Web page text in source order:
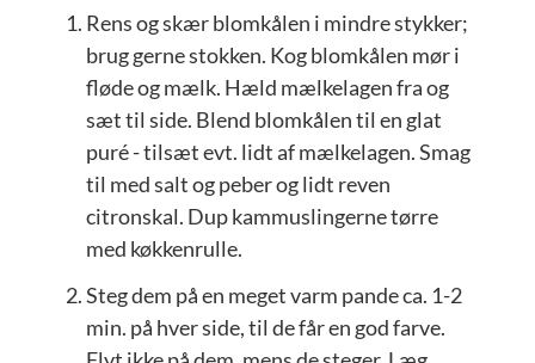
Rens og skær blomkålen i mindre stykker;
brug gerne stokken. Kog blomkålen mør i
fløde og mælk. Hæld mælkelagen fra og
sæt til side. Blend blomkålen til en glat
puré - tilsæt evt. lidt af mælkelagen. Smag
til med salt og peber og lidt reven
citronskal. Dup kammuslingerne tørre
med køkkenrulle.
Steg dem på en meget varm pande ca. 1-2
min. på hver side, til de får en god farve.